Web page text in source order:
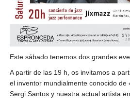
Este sábado tenemos dos grandes
A partir de las 19 h, os invitamos a
el inventor mundialmente conocido de
Sergi Santos y nuestra actual artista